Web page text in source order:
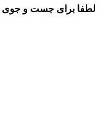
لطفا برای جست و جوی